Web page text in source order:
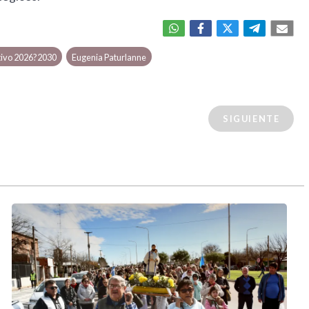
2026?2030 Eugenia Paturlanne
SIGUIENTE